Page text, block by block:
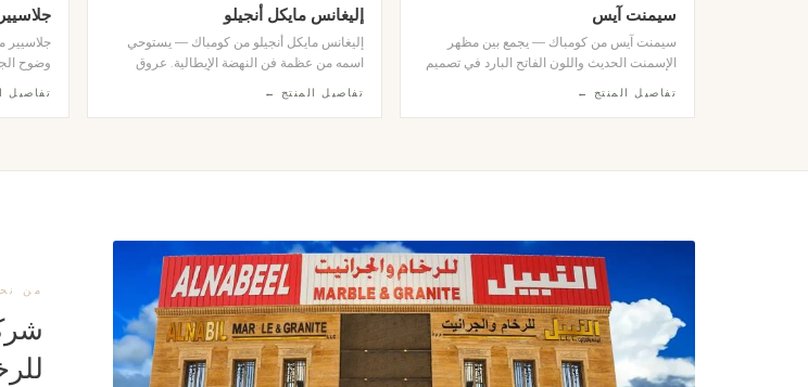
سيمنت آيس
سيمنت آيس من كومباك — يجمع بين مظهر
الإسمنت الحديث واللون الفاتح البارد في تصميم
أسلوب إندستريال أنيق وراقٍ.
تفاصيل المنتج ←
إليغانس مايكل أنجيلو
إليغانس مايكل أنجيلو من كومباك — يستوحي
اسمه من عظمة فن النهضة الإيطالية. عروق
يليق بأرقى المشاريع السكنية والتجارية.
تفاصيل المنتج ←
جلاسيير
وضوح
للمطابخ
تفاصيل
من